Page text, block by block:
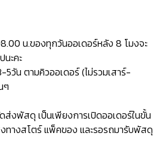
น.ของทุกวันออเดอร์หลัง 8 โมงจะ
ะคะ
5วัน ตามคิวออเดอร์ (ไม่รวมเสาร์-
ๆ
ส่งพัสดุ เป็นเพียงการเปิดออเดอร์ในขั้น
ทางสโตร์ แพ็คของ และรอรถมารับพัสดุ